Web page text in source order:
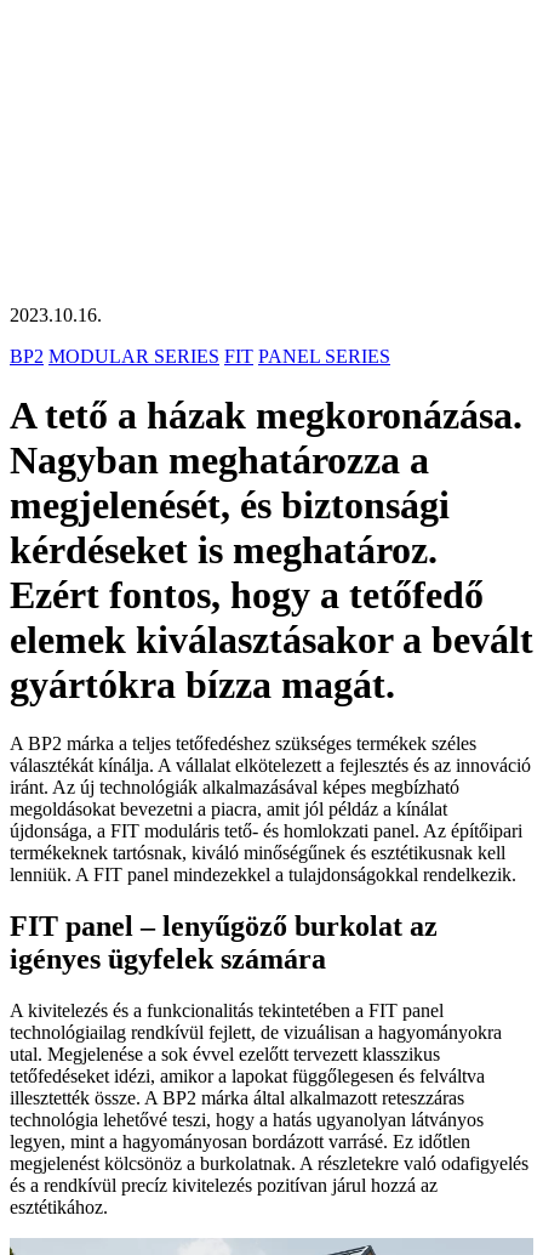
2023.10.16.
BP2 MODULAR SERIES FIT PANEL SERIES
A tető a házak megkoronázása.
Nagyban meghatározza a
megjelenését, és biztonsági
kérdéseket is meghatároz.
Ezért fontos, hogy a tetőfedő
elemek kiválasztásakor a bevált
gyártókra bízza magát.
A BP2 márka a teljes tetőfedéshez szükséges termékek széles
választékát kínálja. A vállalat elkötelezett a fejlesztés és az innováció
iránt. Az új technológiák alkalmazásával képes megbízható
megoldásokat bevezetni a piacra, amit jól példáz a kínálat
újdonsága, a FIT moduláris tető- és homlokzati panel. Az építőipari
termékeknek tartósnak, kiváló minőségűnek és esztétikusnak kell
lenniük. A FIT panel mindezekkel a tulajdonságokkal rendelkezik.
FIT panel – lenyűgöző burkolat az
igényes ügyfelek számára
A kivitelezés és a funkcionalitás tekintetében a FIT panel
technológiailag rendkívül fejlett, de vizuálisan a hagyományokra
utal. Megjelenése a sok évvel ezelőtt tervezett klasszikus
tetőfedéseket idézi, amikor a lapokat függőlegesen és felváltva
illesztették össze. A BP2 márka által alkalmazott reteszzáras
technológia lehetővé teszi, hogy a hatás ugyanolyan látványos
legyen, mint a hagyományosan bordázott varrásé. Ez időtlen
megjelenést kölcsönöz a burkolatnak. A részletekre való odafigyelés
és a rendkívül precíz kivitelezés pozitívan járul hozzá az
esztétikához.